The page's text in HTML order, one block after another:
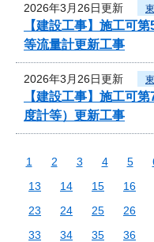
2026年3月26日更新
【建設工事】施工可
等流量計更新工事
2026年3月26日更新
【建設工事】施工可
度計等）更新工事
1 2 3 4 5
13
14 15 16
23
24 25 26
33
34 35 36